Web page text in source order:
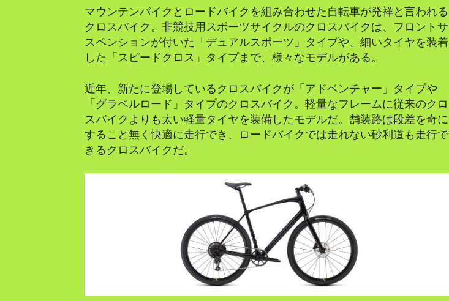
マウンテンバイクとロードバイクを組み合わせた自転車が発祥と言われる
クロスバイク。非競技用スポーツサイクルのクロスバイクは、フロントサ
スペンションが付いた「デュアルスポーツ」タイプや、細いタイヤを装着
した「スピードクロス」タイプまで、様々なモデルがある。
近年、新たに登場しているクロスバイクが「アドベンチャー」タイプや
「グラベルロード」タイプのクロスバイク。軽量なフレームに従来のクロ
スバイクよりも太い軽量タイヤを装備したモデルだ。舗装路は段差を奇に
すること無く快適に走行でき、ロードバイクでは走れない砂利道も走行で
きるクロスバイクだ。